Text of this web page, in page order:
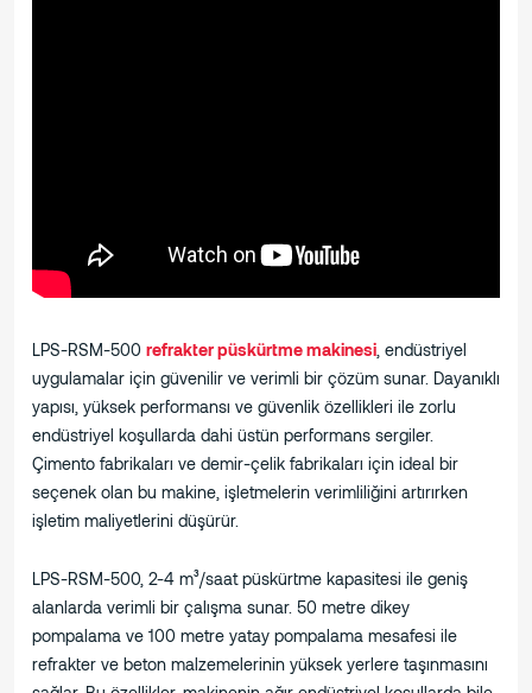
LPS-RSM-500 refrakter püskürtme makinesi , endüstriyel
uygulamalar için güvenilir ve verimli bir çözüm sunar. Dayanıklı
yapısı, yüksek performansı ve güvenlik özellikleri ile zorlu
endüstriyel koşullarda dahi üstün performans sergiler.
Çimento fabrikaları ve demir-çelik fabrikaları için ideal bir
seçenek olan bu makine, işletmelerin verimliliğini artırırken
işletim maliyetlerini düşürür.
LPS-RSM-500, 2-4 m³/saat püskürtme kapasitesi ile geniş
alanlarda verimli bir çalışma sunar. 50 metre dikey
pompalama ve 100 metre yatay pompalama mesafesi ile
refrakter ve beton malzemelerinin yüksek yerlere taşınmasını